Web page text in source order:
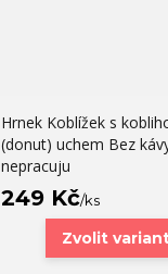
Hrnek Koblížek s
(donut) uchem Bez
nepracuju
249 Kč/ks
Zvolit